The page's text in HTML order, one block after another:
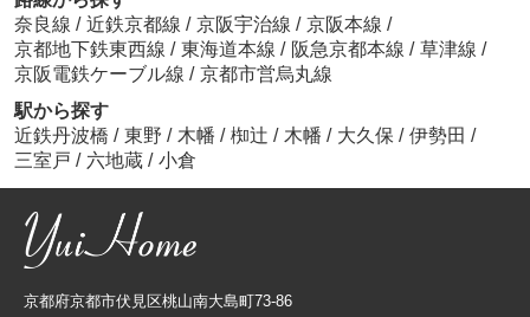
奈良線 / 近鉄京都線 / 京阪宇治線 / 京阪本線 /
京都地下鉄東西線 / 東海道本線 / 阪急京都本線 / 草津線 /
京阪電鉄ケーブル線 / 京都市営烏丸線
駅から探す
近鉄丹波橋 / 東野 / 木幡 / 椥辻 / 木幡 / 大久保 / 伊勢田 /
三室戸 / 六地蔵 / 小倉
京都府京都市伏見区桃山南大島町73-86